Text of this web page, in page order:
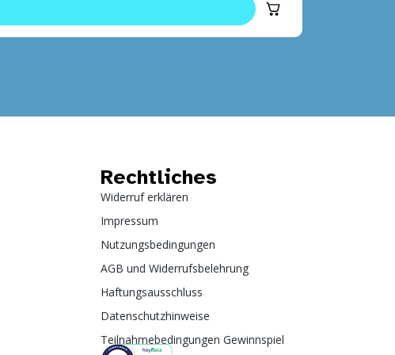
Rechtliches
Widerruf erklären
Impressum
Nutzungsbedingungen
AGB und Widerrufsbelehrung
Haftungsausschluss
Datenschutzhinweise
Teilnahmebedingungen Gewinnspiel